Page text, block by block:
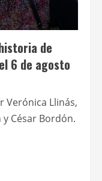
de
6 de agosto
Verónica Llinás,
César Bordón.